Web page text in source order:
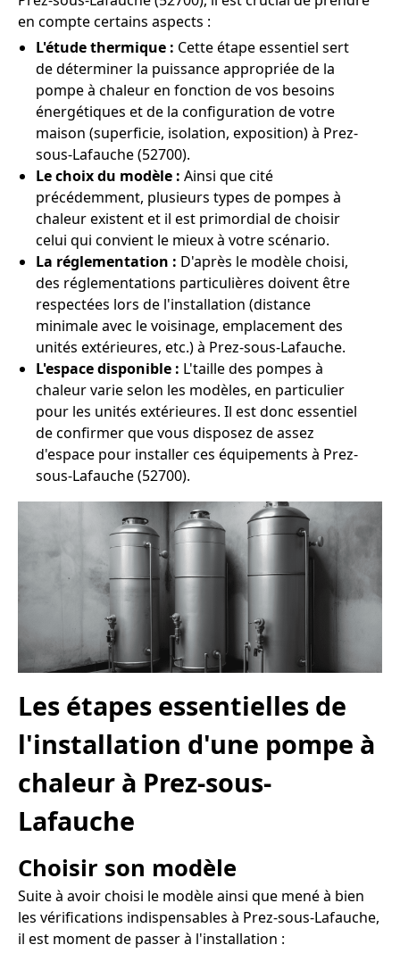
en compte certains aspects :
L'étude thermique : Cette étape essentiel sert
de déterminer la puissance appropriée de la
pompe à chaleur en fonction de vos besoins
énergétiques et de la configuration de votre
maison (superficie, isolation, exposition) à Prez-
sous-Lafauche (52700).
Le choix du modèle : Ainsi que cité
précédemment, plusieurs types de pompes à
chaleur existent et il est primordial de choisir
celui qui convient le mieux à votre scénario.
La réglementation : D'après le modèle choisi,
des réglementations particulières doivent être
respectées lors de l'installation (distance
minimale avec le voisinage, emplacement des
unités extérieures, etc.) à Prez-sous-Lafauche.
L'espace disponible : L'taille des pompes à
chaleur varie selon les modèles, en particulier
pour les unités extérieures. Il est donc essentiel
de confirmer que vous disposez de assez
d'espace pour installer ces équipements à Prez-
sous-Lafauche (52700).
Les étapes essentielles de
l'installation d'une pompe à
chaleur à Prez-sous-
Lafauche
Choisir son modèle
Suite à avoir choisi le modèle ainsi que mené à bien
les vérifications indispensables à Prez-sous-Lafauche,
il est moment de passer à l'installation :